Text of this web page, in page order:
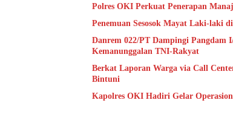
Polres OKI Perkuat Penerapan
Penemuan Sesosok Mayat Laki-laki
Danrem 022/PT Dampingi
Kemanunggalan TNI-Rakyat
Berkat Laporan Warga via Call
Bintuni
Kapolres OKI Hadiri Gelar